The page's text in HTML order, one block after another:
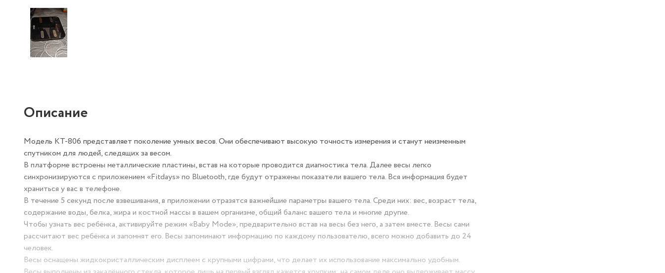
Описание
Модель КТ-806 представляет поколение умных весов. Они обеспечивают высокую точность измерения и станут неизменным
спутником для людей, следящих за весом.
В платформе встроены металлические пластины, встав на которые проводится диагностика тела. Далее весы легко
синхронизируются с приложением «Fitdays» по Bluetooth, где будут отражены показатели вашего тела. Вся информация будет
храниться у вас в телефоне.
В течение 5 секунд после взвешивания, в приложении отразятся важнейшие параметры вашего тела. Среди них: вес, возраст тела,
содержание воды, белка, жира и костной массы в вашем организме, общий баланс вашего тела и многие другие.
Чтобы узнать вес ребёнка, активируйте режим «Baby Mode», предварительно встав на весы без него, а затем вместе. Весы сами
рассчитают вес ребёнка и запомнят его. Весы запоминают информацию по каждому пользователю, всего можно добавить до 24
человек.
Весы оснащены жидкокристаллическим дисплеем с крупными цифрами, что делает их использование максимально удобным.